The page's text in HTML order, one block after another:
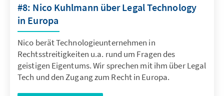
#8: Nico Kuhlmann über Legal Technology
in Europa
Nico berät Technologieunternehmen in
Rechtsstreitigkeiten u.a. rund um Fragen des
geistigen Eigentums. Wir sprechen mit ihm über Legal
Tech und den Zugang zum Recht in Europa.